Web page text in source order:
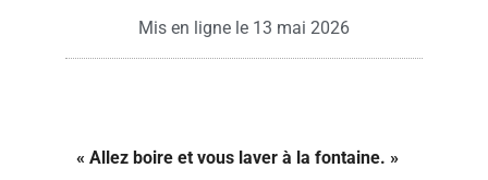
Mis en ligne le 13 mai 2026
« Allez boire et vous laver à la fontaine. »